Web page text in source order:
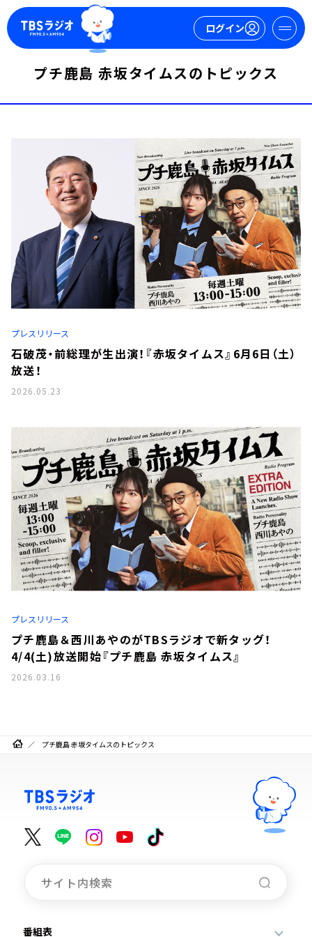
ログイン
今日の番組表
週間番組表
トピックス
TBS Podcast
イベント・グッズ
YouTube
プチ鹿島 赤坂タイムスのトピックス
プレスリリース
石破茂・前総理が生出演！『赤坂タイムス』6月6日（土）
放送！
2026.05.23
プレスリリース
プチ鹿島＆西川あやのがTBSラジオで新タッグ！
4/4(土)放送開始『プチ鹿島 赤坂タイムス』
2026.03.16
プチ鹿島 赤坂タイムスのトピックス
番組表